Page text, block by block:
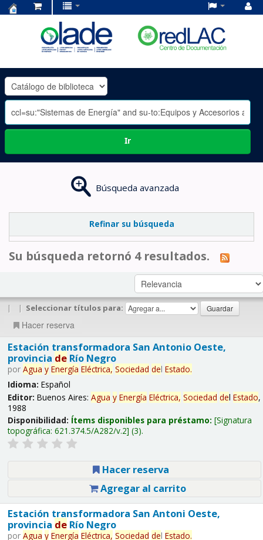
OLADE
-
Ir
Búsqueda avanzada
Refinar su búsqueda
Su búsqueda retornó 4 resultados.
| | Seleccionar títulos para:
Hacer reserva
Estación transformadora San Antonio Oeste,
provincia deRío Negro
por Agua y Energía Eléctrica, Sociedad del Estado.
Idioma: Español
Editor: Buenos Aires: Agua y Energía Eléctrica, Sociedad del Estado,
1988
Disponibilidad: Ítems disponibles para préstamo: Signatura
topográfica: 621.374.5/A282/v.2 (3).
Hacer reserva
Agregar al carrito
Estación transformadora San Antoni Oeste,
provincia deRío Negro
por Agua y Energía Eléctrica, Sociedad del Estado.